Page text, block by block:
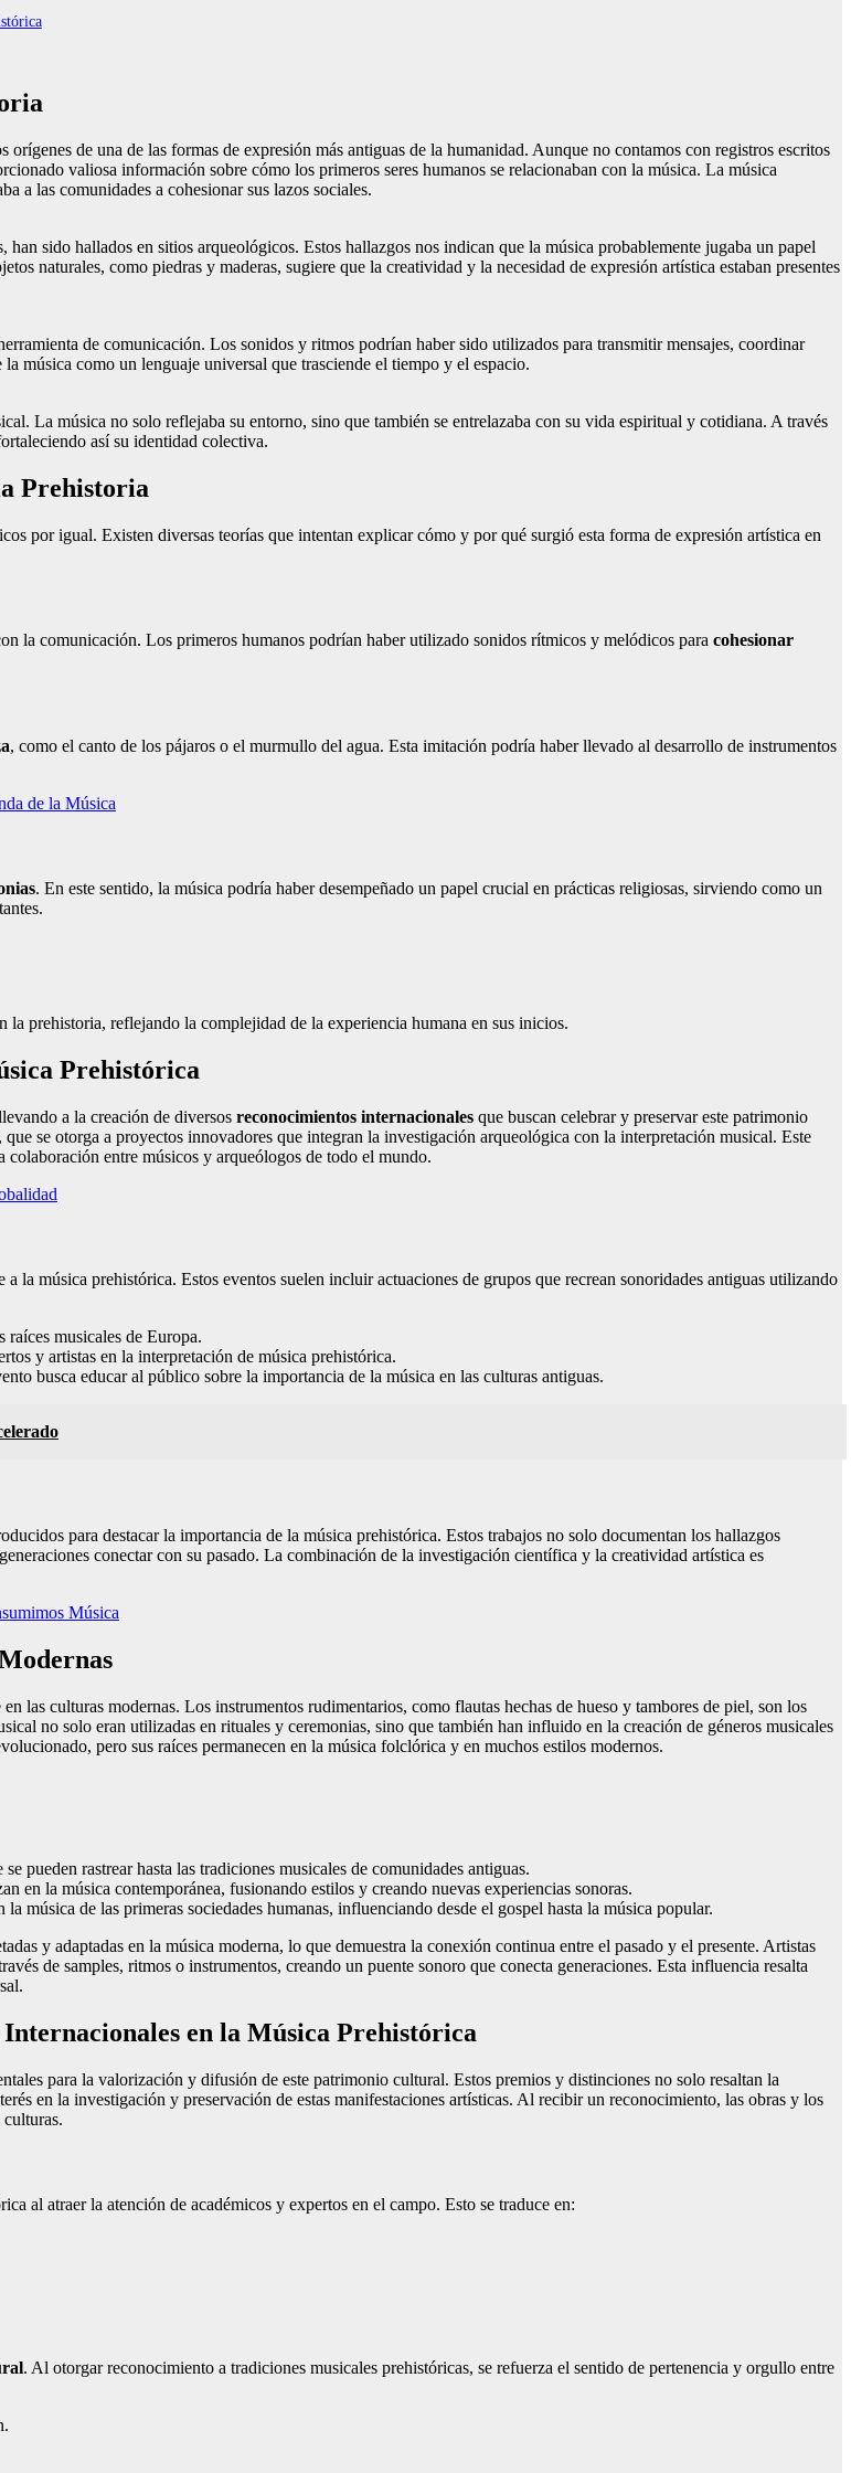
de una de las formas de expresión más antiguas de la humanidad. Aunque no contamos con registros escritos
valiosa información sobre cómo los primeros seres humanos se relacionaban con la música. La música
a las comunidades a cohesionar sus lazos sociales.
sido hallados en sitios arqueológicos. Estos hallazgos nos indican que la música probablemente jugaba un papel
naturales, como piedras y maderas, sugiere que la creatividad y la necesidad de expresión artística estaban presentes
de comunicación. Los sonidos y ritmos podrían haber sido utilizados para transmitir mensajes, coordinar
música como un lenguaje universal que trasciende el tiempo y el espacio.
La música no solo reflejaba su entorno, sino que también se entrelazaba con su vida espiritual y cotidiana. A través
así su identidad colectiva.
Prehistoria
por igual. Existen diversas teorías que intentan explicar cómo y por qué surgió esta forma de expresión artística en
la comunicación. Los primeros humanos podrían haber utilizado sonidos rítmicos y melódicos para cohesionar
, como el canto de los pájaros o el murmullo del agua. Esta imitación podría haber llevado al desarrollo de instrumentos
de la Música
. En este sentido, la música podría haber desempeñado un papel crucial en prácticas religiosas, sirviendo como un
la prehistoria, reflejando la complejidad de la experiencia humana en sus inicios.
Prehistórica
a la creación de diversos reconocimientos internacionales que buscan celebrar y preservar este patrimonio
, que se otorga a proyectos innovadores que integran la investigación arqueológica con la interpretación musical. Este
entre músicos y arqueólogos de todo el mundo.
la música prehistórica. Estos eventos suelen incluir actuaciones de grupos que recrean sonoridades antiguas utilizando
musicales de Europa.
y artistas en la interpretación de música prehistórica.
busca educar al público sobre la importancia de la música en las culturas antiguas.
para destacar la importancia de la música prehistórica. Estos trabajos no solo documentan los hallazgos
conectar con su pasado. La combinación de la investigación científica y la creatividad artística es
Música
las culturas modernas. Los instrumentos rudimentarios, como flautas hechas de hueso y tambores de piel, son los
no solo eran utilizadas en rituales y ceremonias, sino que también han influido en la creación de géneros musicales
pero sus raíces permanecen en la música folclórica y en muchos estilos modernos.
pueden rastrear hasta las tradiciones musicales de comunidades antiguas.
en la música contemporánea, fusionando estilos y creando nuevas experiencias sonoras.
música de las primeras sociedades humanas, influenciando desde el gospel hasta la música popular.
y adaptadas en la música moderna, lo que demuestra la conexión continua entre el pasado y el presente. Artistas
de samples, ritmos o instrumentos, creando un puente sonoro que conecta generaciones. Esta influencia resalta
en la Música Prehistórica
para la valorización y difusión de este patrimonio cultural. Estos premios y distinciones no solo resaltan la
en la investigación y preservación de estas manifestaciones artísticas. Al recibir un reconocimiento, las obras y los
al atraer la atención de académicos y expertos en el campo. Esto se traduce en:
. Al otorgar reconocimiento a tradiciones musicales prehistóricas, se refuerza el sentido de pertenencia y orgullo entre